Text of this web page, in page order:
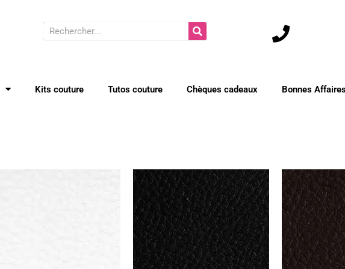
Rechercher
Kits couture Tutos couture Chèques cadeaux Bonnes